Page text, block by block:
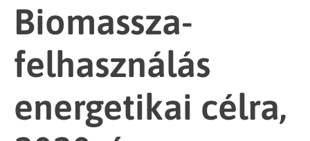
Biomassza-
felhasználás
energetikai célra,